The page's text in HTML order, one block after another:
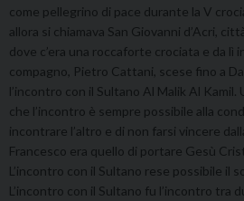
come pellegrino di pace durante la V
allora si chiamava San Giovanni d’Acri,
dove c’era una roccaforte crociata e da lì
compagno, Pietro Cattani, scese fino a
l’incontro con il Sultano Al Malik Al
che l’incontro è sempre possibile alla
incontrare l’altro e di non farsi vincere
Francesco era quello di portare Gesù
L’incontro con il Sultano rese possibile il
L’incontro con il Sultano fu l’incontro tra